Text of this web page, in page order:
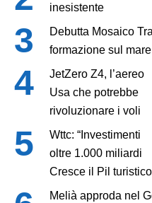
inesistente
Debutta Mosaico
formazione sul mare
JetZero Z4, l’aereo
Usa che potrebbe
rivoluzionare i voli
Wttc: “Investimenti
oltre 1.000 miliardi
Cresce il Pil
Melià approda nel